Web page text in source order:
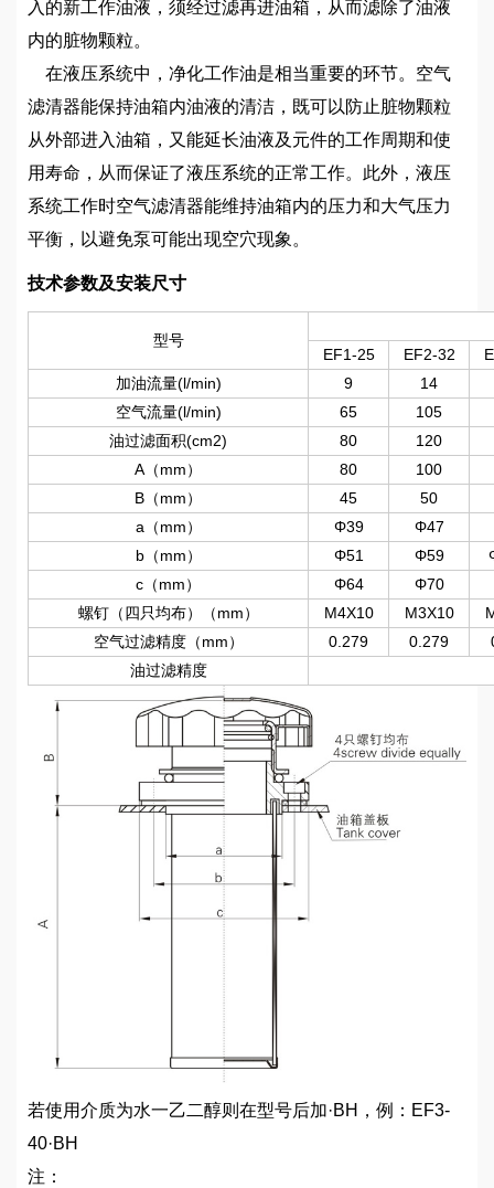
入的新工作油液，须经过滤再进油箱，从而滤除了油液
内的脏物颗粒。
在液压系统中，净化工作油是相当重要的环节。空气
滤清器能保持油箱内油液的清洁，既可以防止脏物颗粒
从外部进入油箱，又能延长油液及元件的工作周期和使
用寿命，从而保证了液压系统的正常工作。此外，液压
系统工作时空气滤清器能维持油箱内的压力和大气压力
平衡，以避免泵可能出现空穴现象。
技术参数及安装尺寸
型号
EF1-25
EF2-32
加油流量(l/min)
9
14
空气流量(l/min)
65
105
油过滤面积(cm2)
80
120
A（mm）
80
100
B（mm）
45
50
a（mm）
Φ39
Φ47
b（mm）
Φ51 Φ59
c（mm）
Φ64
Φ70
螺钉（四只均布）（mm）
M4X10 M3X10
空气过滤精度（mm）
0.279 0.279
油过滤精度
若使用介质为水一乙二醇则在型号后加·BH，例：EF3-
40·BH
注：